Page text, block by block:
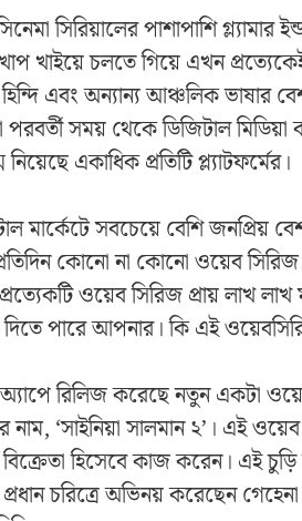
সিরিয়ালের পাশাপাশি
খাইয়ে চলতে গিয়ে এখন
এবং অন্যান্য আঞ্চলিক ভাষার
সময় থেকে ডিজিটাল মিডিয়া
একাধিক প্রতিটি প্ল্যাটফর্মের।
মার্কেটে সবচেয়ে বেশি জনপ্রিয়
কোনো না কোনো ওয়েব
ওয়েব সিরিজ প্রায় লাখ
দিতে পারে আপনার। কি এই
অ্যাপে রিলিজ করেছে নতুন একটা
‘সাইনিয়া সালমান ২’। এই
বিক্রেতা হিসেবে কাজ করেন। এই
চরিত্রে অভিনয় করেছেন